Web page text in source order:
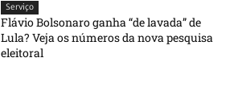
Serviço
Flávio Bolsonaro ganha “de lavada” de
Lula? Veja os números da nova pesquisa
eleitoral